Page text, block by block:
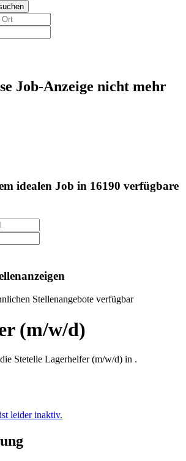
Job-Anzeige nicht mehr
idealen Job in 16190 verfügbare
Stellenangebote verfügbar
(m/w/d)
Stetelle Lagerhelfer (m/w/d) in .
leider inaktiv.